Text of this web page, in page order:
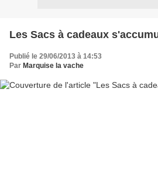
Les Sacs à cadeaux
Publié le 29/06/2013 à 14:53
Par Marquise la vache